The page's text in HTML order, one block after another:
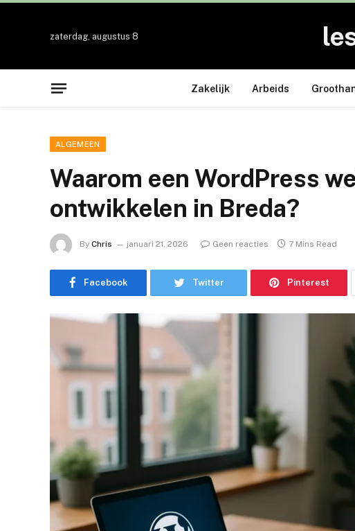
zaterdag, augustus 8
Zakelijk Arbeids
ALGEMEEN
Waarom een WordPress
ontwikkelen in Breda?
By Chris januari 21, 2026 Geen reacties 7 Mins Read
Facebook Twitter Pinterest